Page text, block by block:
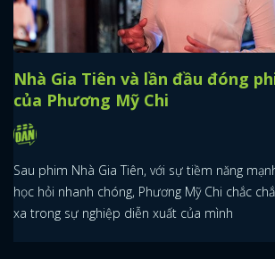
Nhà Gia Tiên và lần đầu đóng
của Phương Mỹ Chi
Sau phim Nhà Gia Tiên, với sự tiềm năng
học hỏi nhanh chóng, Phương Mỹ Chi chắc
xa trong sự nghiệp diễn xuất của mình